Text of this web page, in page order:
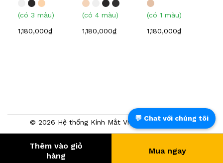
(có 3 màu)
1,180,000₫
(có 4 màu)
1,180,000₫
(có 1 màu)
1,180,000₫
💬 Chat với chúng tôi
© 2026 Hệ thống Kính Mắt Việt Tín. Powered by
401.685 - KHÁCH HÀNG
Thêm vào giỏ
hàng
Mua ngay